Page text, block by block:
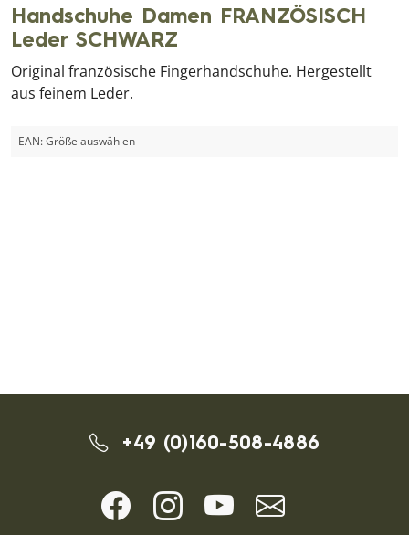
Handschuhe Damen FRANZÖSISCH
Leder SCHWARZ
Original französische Fingerhandschuhe. Hergestellt
aus feinem Leder.
EAN:Größe auswählen
+49 (0)160-508-4886